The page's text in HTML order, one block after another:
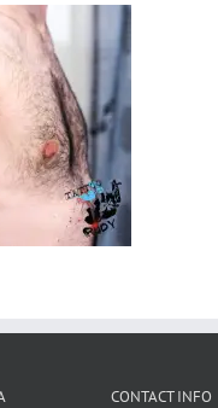
CONTACT INFO